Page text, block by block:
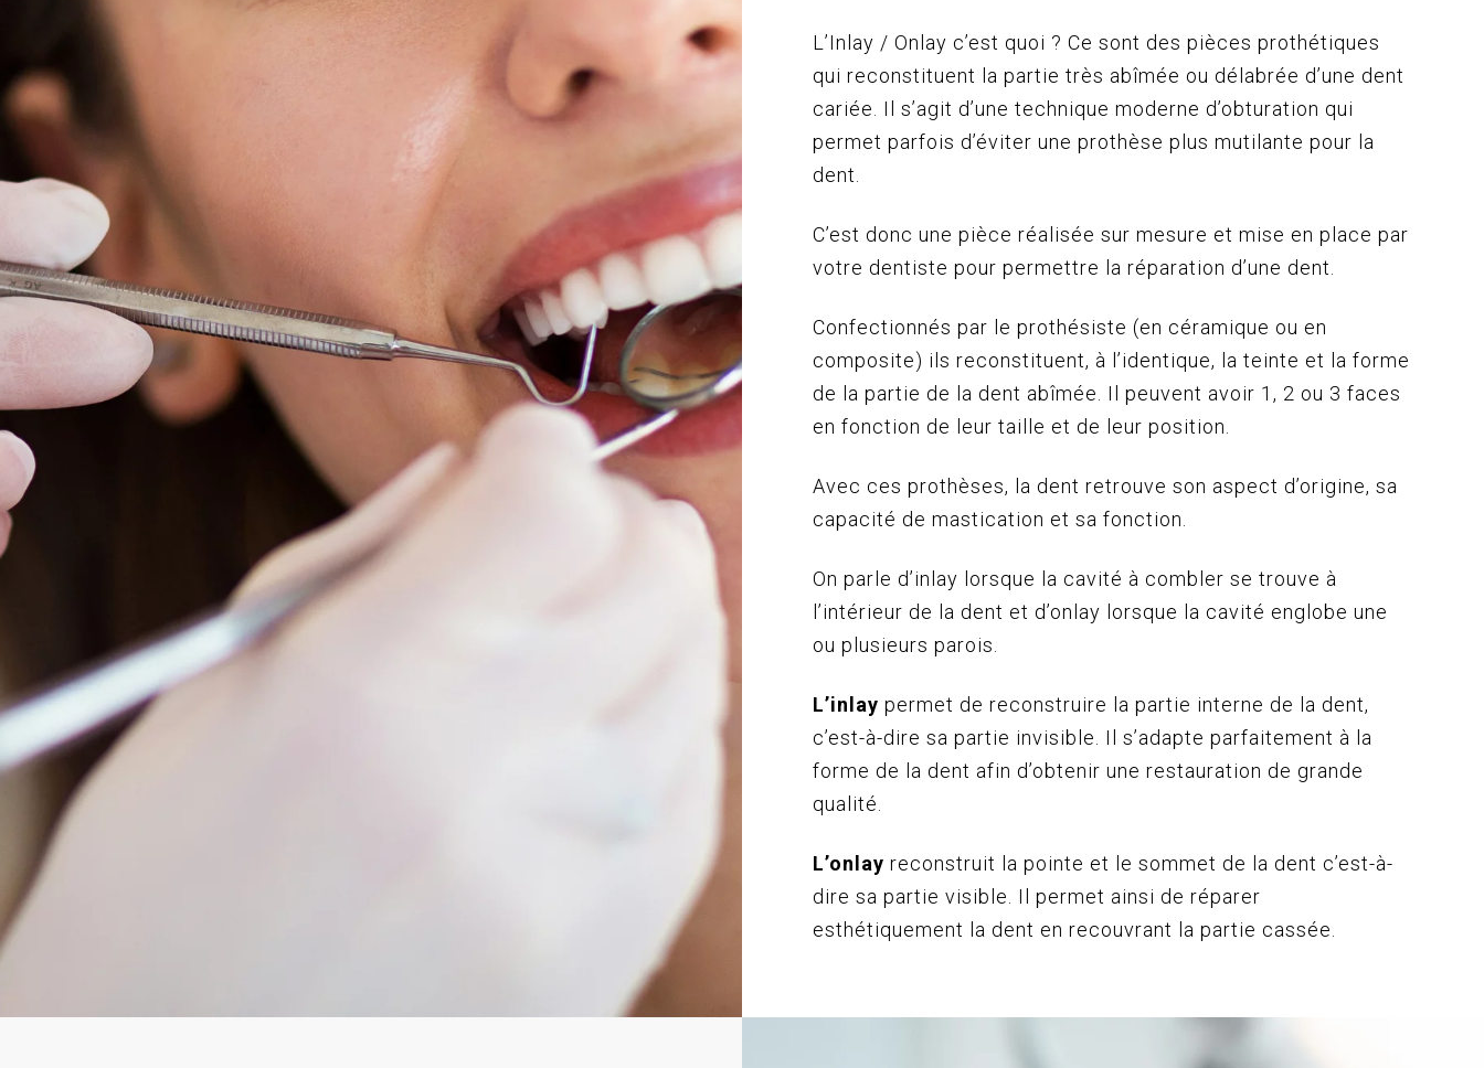
L’Inlay / Onlay c’est quoi ? Ce sont des pièces prothétiques
qui reconstituent la partie très abîmée ou délabrée d’une dent
cariée. Il s’agit d’une technique moderne d’obturation qui
permet parfois d’éviter une prothèse plus mutilante pour la
dent.
C’est donc une pièce réalisée sur mesure et mise en place par
votre dentiste pour permettre la réparation d’une dent.
Confectionnés par le prothésiste (en céramique ou en
composite) ils reconstituent, à l’identique, la teinte et la forme
de la partie de la dent abîmée. Il peuvent avoir 1, 2 ou 3 faces
en fonction de leur taille et de leur position.
Avec ces prothèses, la dent retrouve son aspect d’origine, sa
capacité de mastication et sa fonction.
On parle d’inlay lorsque la cavité à combler se trouve à
l’intérieur de la dent et d’onlay lorsque la cavité englobe une
ou plusieurs parois.
L’inlay permet de reconstruire la partie interne de la dent,
c’est-à-dire sa partie invisible. Il s’adapte parfaitement à la
forme de la dent afin d’obtenir une restauration de grande
qualité.
L’onlay reconstruit la pointe et le sommet de la dent c’est-à-
dire sa partie visible. Il permet ainsi de réparer
esthétiquement la dent en recouvrant la partie cassée.